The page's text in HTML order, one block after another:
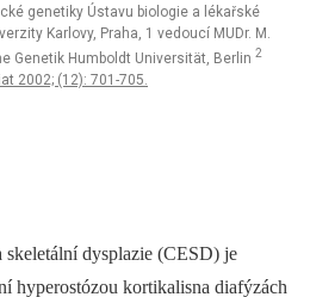
genetiky Ústavu biologie a lékařské
Karlovy, Praha, 1 vedoucí MUDr. M.
Genetik Humboldt Universität, Berlin 2
2002; (12): 701-705.
dysplazie (CESD) je
hyperostózou kortikalisna diafýzách